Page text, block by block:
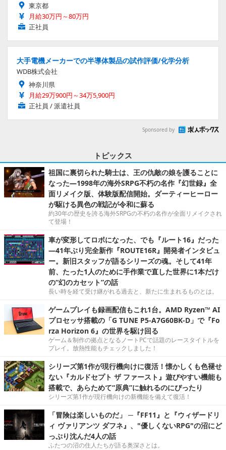
東京都
月給30万円～80万円
正社員
大手電機メーカーでの半導体製品の試作評価/化学分析
WDB株式会社
神奈川県
月給29万900円～34万5,900円
正社員 / 派遣社員
Sponsored by
トピックス
祖国に裏切られた騎士は、王の仇敵の娘を護ることに
なった―1998年の海外SRPG不朽の名作『幻世録』全
面リメイク版、体験版配信開始。ダーティーヒーロー
が駆ける異色の戦記が令和に蘇る
約30年の歴史を誇る海外SRPGの不朽の名作が全面リメイクされ
て登場！
車が変形してロボになった、でも『ルート16』だった
―41年ぶり完全新作『ROUTE16R』開発者インタビュ
ー。新旧スタッフが語るシリーズの魂。そして41年
前、たった1人のために手作業で直した世界に1本だけ
の“幻のカセット”の話
長い時を経て受け継がれる過去と、新たに生まれるものとは。
ゲームプレイも録画配信もこれ1台。AMD Ryzen™ AI
プロセッサ搭載の「G TUNE P5-A7G60BK-D」で『Fo
rza Horizon 6』の世界を駆け回る
ゲーム＆制作の拠点となるノートPCで話題のレースタイトルを
プレイ。放熱性能もチェックしました！
シリーズ第1作が現行機向けに復活！懐かしくも色褪せ
ない『カルドセプト ザ ファースト』遊びやすい機能も
搭載で、あらためて“原典”に触れるのにぴったり
シリーズ第1作が現行機向けの新機能を備えて復活！
「冒険は楽しいものだ」 ─『FF11』と『ウィザードリ
ィ ヴァリアンツ ダフネ』、"優しくないRPG"の沼にど
っぷり沈んだ4人の話
ふたつの沼の住人たちが語る奥深さとは。